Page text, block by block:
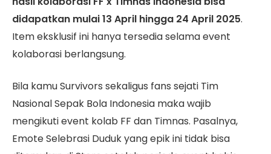
didapatkan mulai 13 April hingga 24 April 2025.
Item eksklusif ini hanya tersedia selama event
kolaborasi berlangsung.
Bila kamu Survivors sekaligus fans sejati Tim
Nasional Sepak Bola Indonesia maka wajib
mengikuti event kolab FF dan Timnas. Pasalnya,
Emote Selebrasi Duduk yang epik ini tidak bisa